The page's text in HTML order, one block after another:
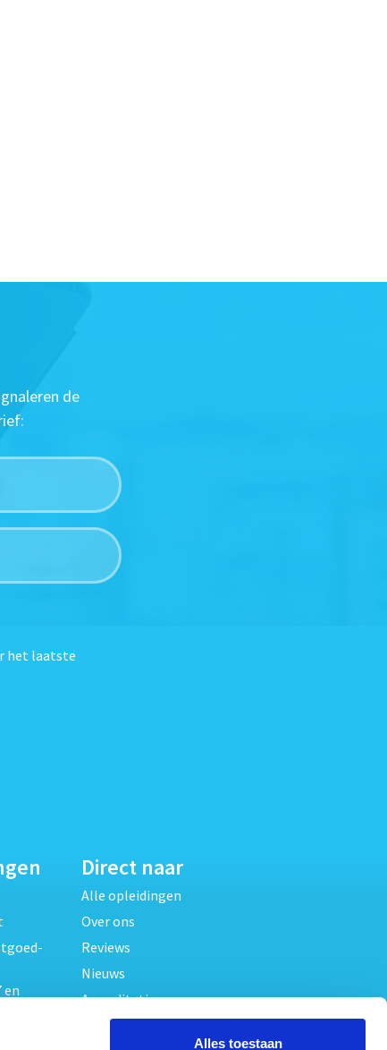
Alles toestaan
de
het laatste
en
Direct naar
Alle opleidingen
Over ons
Reviews
Nieuws
Accreditaties